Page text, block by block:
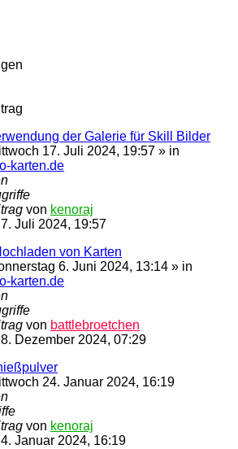
der Galerie für Skill Bilder
17. Juli 2024, 19:57 » in
karten.de
von kenoraj
Juli 2024, 19:57
von Karten
6. Juni 2024, 13:14 » in
karten.de
von battlebroetchen
Dezember 2024, 07:29
24. Januar 2024, 16:19
von kenoraj
Januar 2024, 16:19